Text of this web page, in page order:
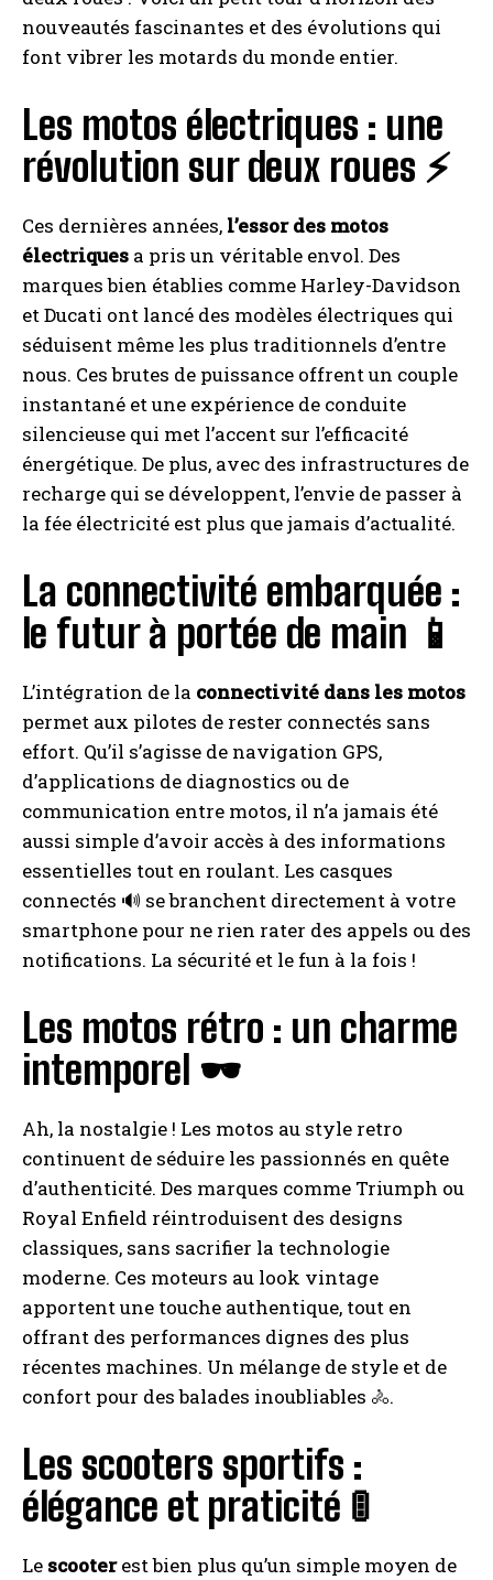
nouveautés fascinantes et des évolutions qui
font vibrer les motards du monde entier.
Les motos électriques : une
révolution sur deux roues ⚡
Ces dernières années, l’essor des motos
électriques a pris un véritable envol. Des
marques bien établies comme Harley-Davidson
et Ducati ont lancé des modèles électriques qui
séduisent même les plus traditionnels d’entre
nous. Ces brutes de puissance offrent un couple
instantané et une expérience de conduite
silencieuse qui met l’accent sur l’efficacité
énergétique. De plus, avec des infrastructures de
recharge qui se développent, l’envie de passer à
la fée électricité est plus que jamais d’actualité.
La connectivité embarquée :
le futur à portée de main 📱
L’intégration de la connectivité dans les motos
permet aux pilotes de rester connectés sans
effort. Qu’il s’agisse de navigation GPS,
d’applications de diagnostics ou de
communication entre motos, il n’a jamais été
aussi simple d’avoir accès à des informations
essentielles tout en roulant. Les casques
connectés 🔊 se branchent directement à votre
smartphone pour ne rien rater des appels ou des
notifications. La sécurité et le fun à la fois !
Les motos rétro : un charme
intemporel 🕶️
Ah, la nostalgie ! Les motos au style retro
continuent de séduire les passionnés en quête
d’authenticité. Des marques comme Triumph ou
Royal Enfield réintroduisent des designs
classiques, sans sacrifier la technologie
moderne. Ces moteurs au look vintage
apportent une touche authentique, tout en
offrant des performances dignes des plus
récentes machines. Un mélange de style et de
confort pour des balades inoubliables 🚴.
Les scooters sportifs :
élégance et praticité 🚦
Le scooterest bien plus qu’un simple moyen de